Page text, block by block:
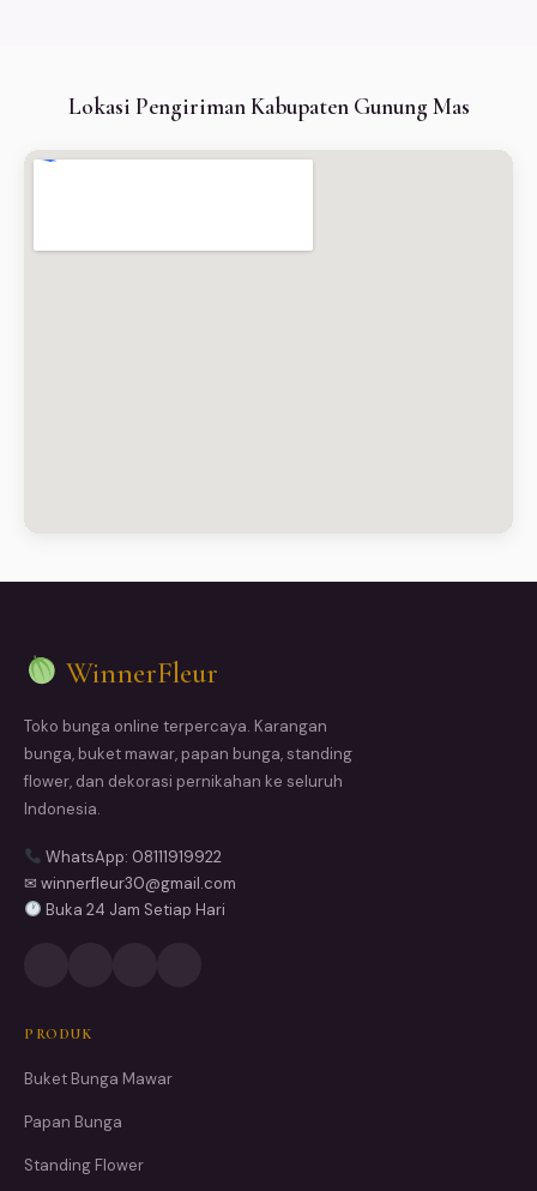
Lokasi Pengiriman Kabupaten Gunung Mas
WinnerFleur
Toko bunga online terpercaya. Karangan
bunga, buket mawar, papan bunga, standing
flower, dan dekorasi pernikahan ke seluruh
Indonesia.
WhatsApp: 08111919922
✉ winnerfleur30@gmail.com
Buka 24 Jam Setiap Hari
PRODUK
Buket Bunga Mawar
Papan Bunga
Standing Flower